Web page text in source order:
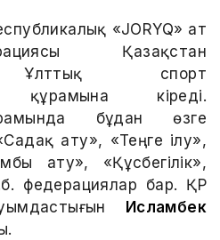
«JORYQ» ат
Қазақстан
Ұлттық спорт
құрамына кіреді.
бұдан өзге
ату», «Теңге ілу»,
ату», «Құсбегілік»,
федерациялар бар. ҚР
Исламбек